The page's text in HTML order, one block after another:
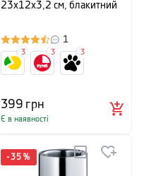
23х12х3,2 см, блакитний
1
399грн
Є в наявності
3 3 3
-35 %